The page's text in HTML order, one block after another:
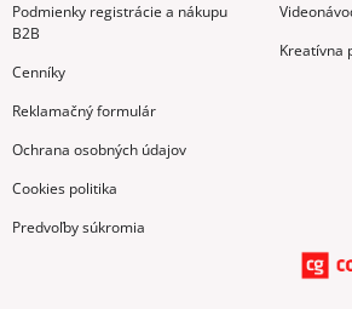
Podmienky registrácie a nákupu
B2B
Cenníky
Reklamačný formulár
Ochrana osobných údajov
Cookies politika
Predvoľby súkromia
Kreatívna